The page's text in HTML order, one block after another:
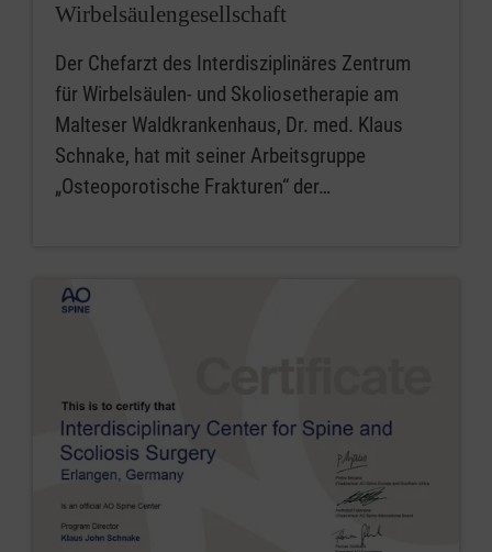
Wirbelsäulengesellschaft
Der Chefarzt des Interdisziplinäres Zentrum
für Wirbelsäulen- und Skoliosetherapie am
Malteser Waldkrankenhaus, Dr. med. Klaus
Schnake, hat mit seiner Arbeitsgruppe
„Osteoporotische Frakturen“ der…